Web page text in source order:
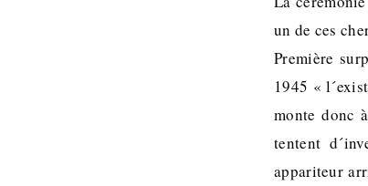
un de ces
Première
1945 «
monte donc
tentent
appariteur